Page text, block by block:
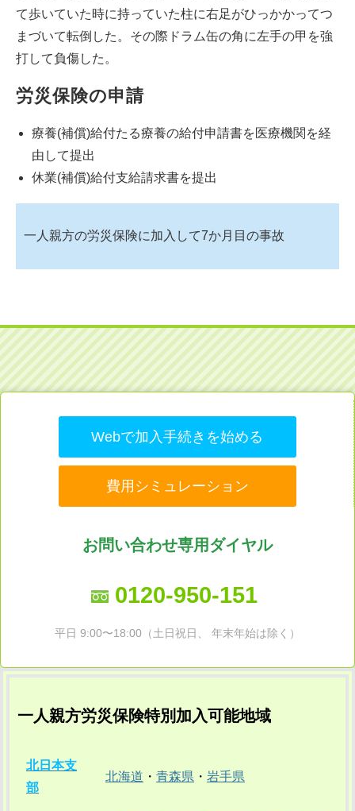
て歩いていた時に持っていた柱に右足がひっかかってつ
まづいて転倒した。その際ドラム缶の角に左手の甲を強
打して負傷した。
労災保険の申請
療養(補償)給付たる療養の給付申請書を医療機関を経
由して提出
休業(補償)給付支給請求書を提出
一人親方の労災保険に加入して7か月目の事故
Webで加入手続きを始める
費用シミュレーション
お問い合わせ専用ダイヤル
0120-950-151
平日 9:00〜18:00（土日祝日、 年末年始は除く）
一人親方労災保険特別加入可能地域
北日本支
部
北海道 ・ 青森県 ・ 岩手県